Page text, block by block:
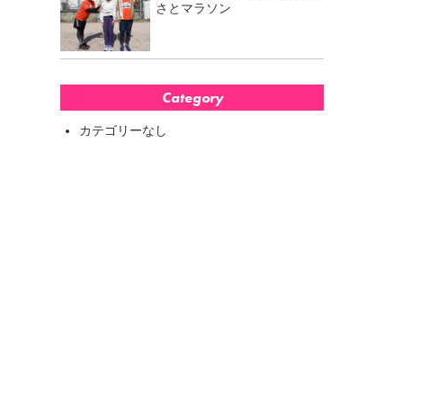
さとマラソン
Category
カテゴリーなし